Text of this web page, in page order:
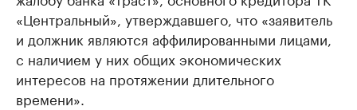
«Центральный», утверждавшего, что «заявитель
и должник являются аффилированными лицами,
с наличием у них общих экономических
интересов на протяжении длительного
времени».